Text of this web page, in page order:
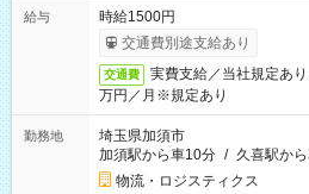
給与
時給1500円
交通費別途支給あり
交通費
実費支給／当社規定あ
万円／月※規定あり
勤務地
埼玉県加須市
加須駅から車10分 / 久喜駅か
物流・ロジスティクス